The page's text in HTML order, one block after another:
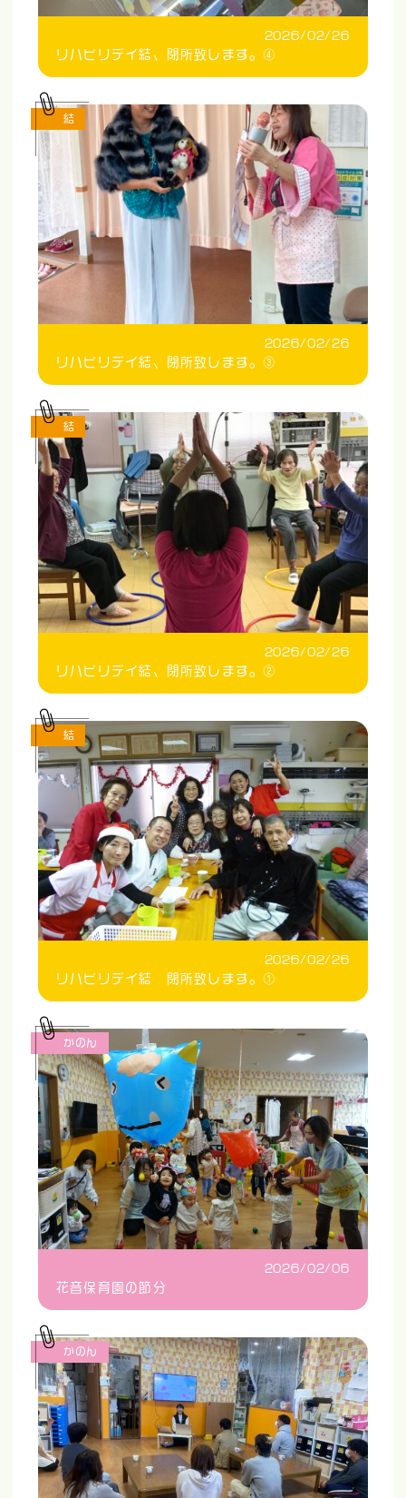
2026/02/26
リハビリデイ結、閉所致します。④
2026/02/26
リハビリデイ結、閉所致します。③
結
2026/02/26
リハビリデイ結、閉所致します。②
結
2026/02/26
リハビリデイ結 閉所致します。①
結
2026/02/06
花音保育園の節分
かのん
かのん